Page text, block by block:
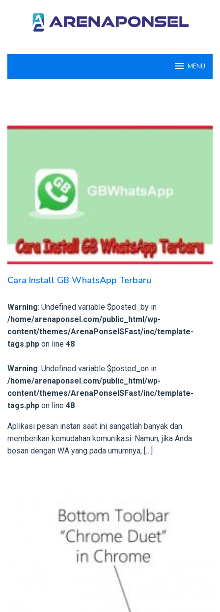
MENU
Cara Install GB WhatsApp Terbaru
Warning: Undefined variable $posted_by in
/home/arenaponsel.com/public_html/wp-
content/themes/ArenaPonselSFast/inc/template-
tags.php on line 48
Warning: Undefined variable $posted_on in
/home/arenaponsel.com/public_html/wp-
content/themes/ArenaPonselSFast/inc/template-
tags.php on line 48
Aplikasi pesan instan saat ini sangatlah banyak dan
memberikan kemudahan komunikasi. Namun, jika Anda
bosan dengan WA yang pada umumnya, […]